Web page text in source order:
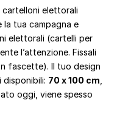
cartelloni elettorali
la tua campagna e
elettorali (cartelli per
l’attenzione. Fissali
fascette). Il tuo design
disponibili: 70 x 100 cm
oggi, viene spesso